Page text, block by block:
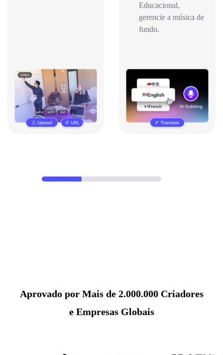
Educacional,
gerencie a música de
fundo.
Aprovado por Mais de 2.000.000 Criadores
e Empresas Globais